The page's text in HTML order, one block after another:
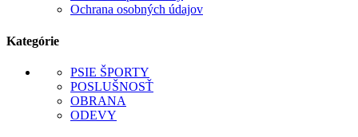
Ochrana osobných údajov
Kategórie
PSIE ŠPORTY
POSLUŠNOSŤ
OBRANA
ODEVY